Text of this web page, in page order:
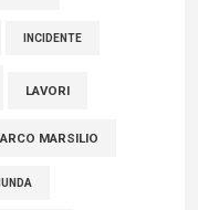
INCIDENTE
LAVORI
MARSILIO